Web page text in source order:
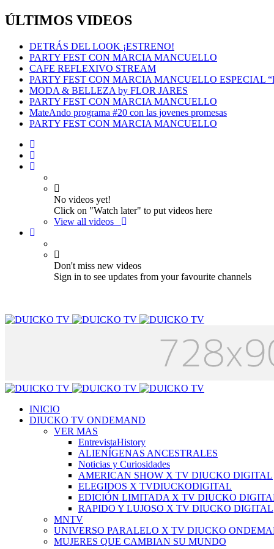
ÚLTIMOS VIDEOS
DETRÁS DEL LOOK ¡ESTRENO!
PARTY FEST CON MARCIA MANCUELLO
CAFE REFLEXIVO STREAM
PARTY FEST CON MARCIA MANCUELLO ESPECIAL
MODA & BELLEZA by FLOR JARES
PARTY FEST CON MARCIA MANCUELLO
MateAndo programa #20 con las jovenes promesas
PARTY FEST CON MARCIA MANCUELLO
No videos yet!
Click on "Watch later" to put videos here
View all videos
Don't miss new videos
Sign in to see updates from your favourite channels
INICIO
DIUCKO TV ONDEMAND
VER MAS
EntrevistaHistory
ALIENÍGENAS ANCESTRALES
Noticias y Curiosidades
AMERICAN SHOW X TV DIUCKO DIGITAL
ELEGIDOS X TVDIUCKODIGITAL
EDICIÓN LIMITADA X TV DIUCKO
RAPIDO Y LUJOSO X TV DIUCKO DIGITAL
MNTV
UNIVERSO PARALELO X TV DIUCKO
MUJERES QUE CAMBIAN SU MUNDO